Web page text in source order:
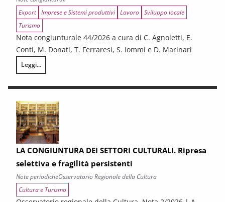
Export Imprese e Sistemi produttivi Lavoro Sviluppo locale
Turismo
Nota congiunturale 44/2026 a cura di C. Agnoletti, E.
Conti, M. Donati, T. Ferraresi, S. Iommi e D. Marinari
Leggi...
LA CONGIUNTURA NELLE PROVINCE TOSCANE
LA CONGIUNTURA DEI SETTORI CULTURALI. Ripresa
selettiva e fragilità persistenti
Note periodicheOsservatorio Regionale della Cultura
Cultura e Turismo